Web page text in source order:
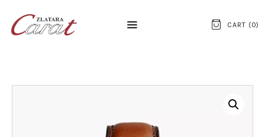
CART (0)
NASLOVNA